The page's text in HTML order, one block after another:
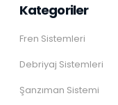
Kategoriler
Fren Sistemleri
Debriyaj Sistemleri
Şanzıman Sistemi